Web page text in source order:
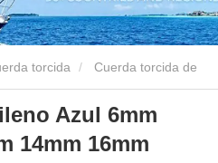
torcida Cuerda torcida de
Azul 6mm
14mm 16mm